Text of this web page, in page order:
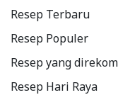
Resep Terbaru
Resep Populer
Resep yang
Resep Hari Raya